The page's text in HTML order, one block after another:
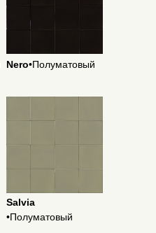
Salvia
•Полуматовый
Nero•Полуматовый